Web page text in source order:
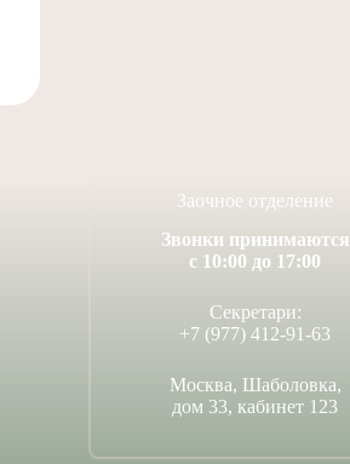
Заочное отделение
Звонки принимаются
с 10:00 до 17:00
Секретари:
+7 (977) 412-91-63
Москва, Шаболовка,
дом 33, кабинет 123